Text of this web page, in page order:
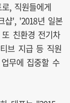
, 직원들에게
샵', '2018년 일본
친환경 전기차
브 지급 등 직원
무에 집중할 수